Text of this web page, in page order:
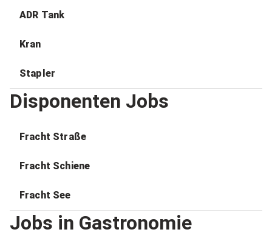
ADR Tank
Kran
Stapler
Disponenten Jobs
Fracht Straße
Fracht Schiene
Fracht See
Jobs in Gastronomie